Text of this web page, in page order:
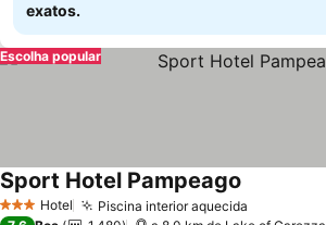
exatos.
Escolha popular
3 EstrelasHotel Piscina interior aquecida
Sport Hotel Pampeago